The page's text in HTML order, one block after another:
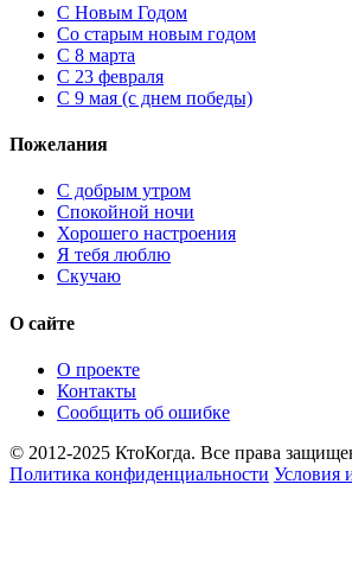
C Новым Годом
Cо старым новым годом
С 8 марта
С 23 февраля
С 9 мая (с днем победы)
Пожелания
С добрым утром
Спокойной ночи
Хорошего настроения
Я тебя люблю
Скучаю
О сайте
О проекте
Контакты
Сообщить об ошибке
© 2012-2025 КтоКогда. Все права
Политика конфиденциальности Условия